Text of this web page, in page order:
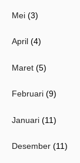
Mei (3)
April (4)
Maret (5)
Februari (9)
Januari (11)
Desember (11)